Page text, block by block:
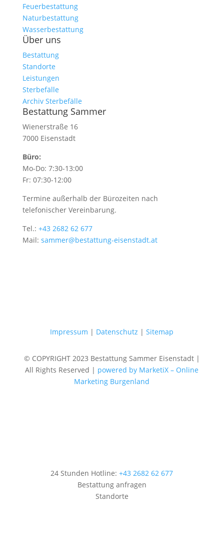
Feuerbestattung
Naturbestattung
Wasserbestattung
Über uns
Bestattung
Standorte
Leistungen
Sterbefälle
Archiv Sterbefälle
Bestattung Sammer
Wienerstraße 16
7000 Eisenstadt
Büro:
Mo-Do: 7:30-13:00
Fr: 07:30-12:00
Termine außerhalb der Bürozeiten nach
telefonischer Vereinbarung.
Tel.: +43 2682 62 677
Mail: sammer@bestattung-eisenstadt.at
Impressum | Datenschutz |Sitemap
© COPYRIGHT 2023 Bestattung Sammer Eisenstadt |
All Rights Reserved | powered by MarketiX – Online
Marketing Burgenland
24 Stunden Hotline:+43 2682 62 677
Bestattung anfragen
Standorte